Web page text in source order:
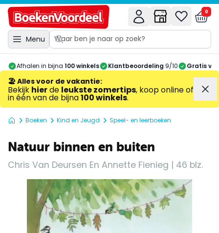
Menu
0
Afhalen in bijna 100 winkels Klantbeoordeling 9/10 Gratis
🏖️ Alles voor de vakantie:
Bekijk hierde leukste zomertips, koop online of
in één van de bijna100 winkels.
Boeken Kind en Jeugd Speel- en leerboeken
Natuur binnen en buiten
Chris Van Deursen En Annette Fienieg | 46 blz.